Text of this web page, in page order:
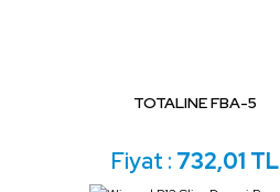
TOTALINE FBA-5
Fiyat : 732,01 TL